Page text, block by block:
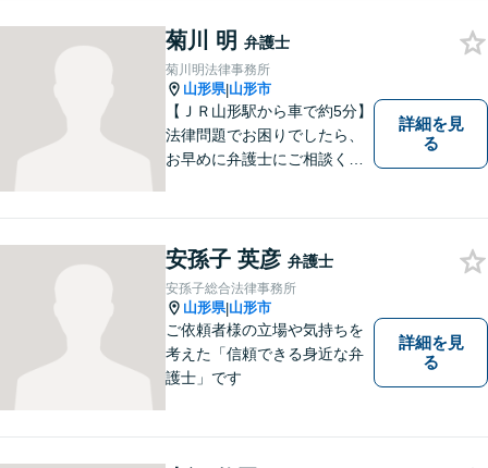
菊川 明 弁護士
菊川明法律事務所
山形県|山形市
【ＪＲ山形駅から車で約5分】
法律問題でお困りでしたら、
お早めに弁護士にご相談くだ
詳細を見
る
安孫子 英彦 弁護士
安孫子総合法律事務所
山形県|山形市
ご依頼者様の立場や気持ちを
考えた「信頼できる身近な弁
護士」です
詳細を見
る